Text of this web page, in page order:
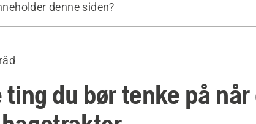
denne siden?
ting du bør tenke på